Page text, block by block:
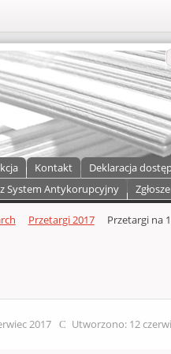
Kontakt Deklaracja
System Antykorupcyjny
Przetargi 2017 Przetargi na
2017 Utworzono: 12